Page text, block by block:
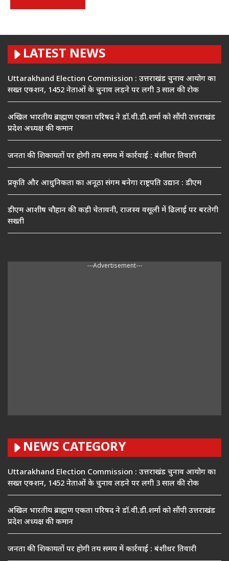
LATEST NEWS
Uttarakhand Election Commission : उत्तराखंड चुनाव आयोग का
सख्त एक्शन, 1452 नेताओं के चुनाव लड़ने पर लगी 3 साल की रोक
अखिल भारतीय ब्राह्मण एकता परिषद ने डॉ.वी.डी.शर्मा को सौंपी उत्तराखंड
प्रदेश अध्यक्ष की कमान
जनता की शिकायतों पर होगी तय समय में कार्रवाई : बंशीधर तिवारी
प्रकृति और आधुनिकता का अनूठा संगम बनेगा राष्ट्रपति उद्यान : डीएम
डीएम आशीष चौहान की कड़ी चेतावनी, राजस्व वसूली में ढिलाई पर बरतेगी
सख्ती
---Advertisement---
NEWS CATEGORY
Uttarakhand Election Commission : उत्तराखंड चुनाव आयोग का
सख्त एक्शन, 1452 नेताओं के चुनाव लड़ने पर लगी 3 साल की रोक
अखिल भारतीय ब्राह्मण एकता परिषद ने डॉ.वी.डी.शर्मा को सौंपी उत्तराखंड
प्रदेश अध्यक्ष की कमान
जनता की शिकायतों पर होगी तय समय में कार्रवाई : बंशीधर तिवारी